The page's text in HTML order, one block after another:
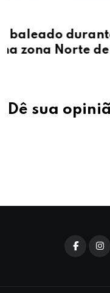
BR-222,
Dê sua